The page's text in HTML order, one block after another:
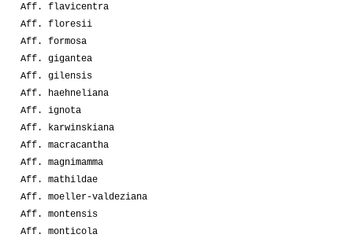
Aff. flavicentra
Aff. floresii
Aff. formosa
Aff. gigantea
Aff. gilensis
Aff. haehneliana
Aff. ignota
Aff. karwinskiana
Aff. macracantha
Aff. magnimamma
Aff. mathildae
Aff. moeller-valdeziana
Aff. montensis
Aff. monticola